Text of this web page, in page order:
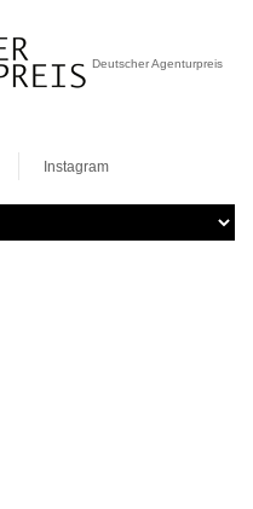
Deutscher Agenturpreis
Instagram